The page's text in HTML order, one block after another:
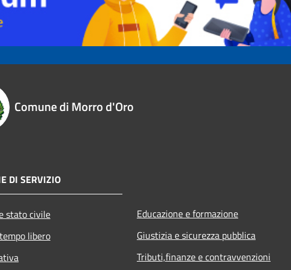
Comune di Morro d'Oro
DI SERVIZIO
stato civile
libero
Educazione e formazione
Giustizia e sicurezza pubblica
Tributi,finanze e contravvenzioni